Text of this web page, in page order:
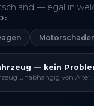
— egal in
— kein
unabhängig von